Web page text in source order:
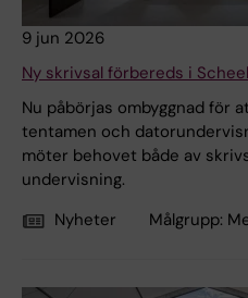
9 jun 2026
Ny skrivsal förbereds i
Nu påbörjas ombyggnad för
tentamen och
möter behovet både av
undervisning.
Nyheter
Målgrupp: